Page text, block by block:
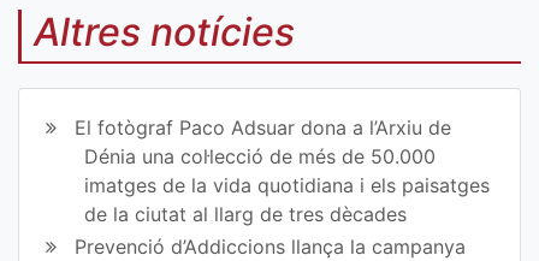
mp
art
ir
en
Fa
ce
mp
art
ir
en
Tw
itt
Altres notícies
El fotògraf Paco Adsuar dona a l’Arxiu de
Dénia una col·lecció de més de 50.000
imatges de la vida quotidiana i els paisatges
de la ciutat al llarg de tres dècades
Prevenció d’Addiccions llança la campanya